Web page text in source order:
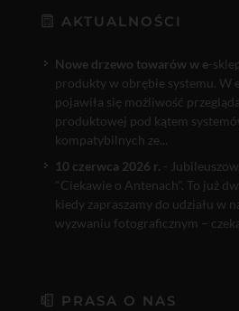
AKTUALNOŚCI
Nowe drzewo towarów w e-
produkty w obrębie systemu. W
pojawiła się możliwość
produktowej pod kątem
kompatybilnych ze...
10 czerwca 2026 r. -
"Ciekawie o Antenach". To już
kiedy zapraszamy do udziału w
wyzwaniu fotograficznym –
PRASA O NAS